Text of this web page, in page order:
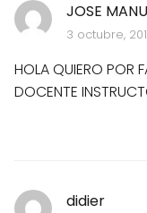
JOSE
3 octubre,
HOLA QUIERO POR
DOCENTE
didier